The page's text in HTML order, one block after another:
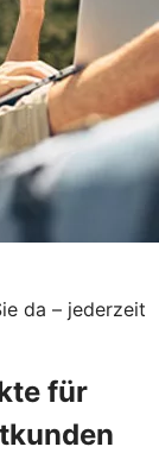
da – jederzeit
für